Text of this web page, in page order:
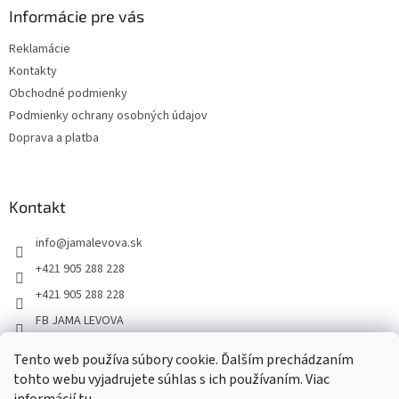
Tento web používa súbory cookie. Ďalším prechádzaním
tohto webu vyjadrujete súhlas s ich používaním. Viac
Informácie pre vás
Reklamácie
Kontakty
Obchodné podmienky
Podmienky ochrany osobných údajov
Doprava a platba
Kontakt
info@jamalevova.sk
+421 905 288 228
+421 905 288 228
FB JAMA LEVOVA
JamaLevova